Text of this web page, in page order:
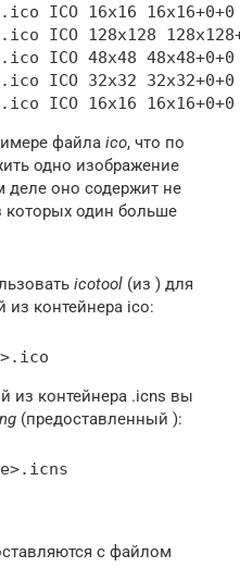
ICO 16x16
ICO 128x128
ICO 48x48
ICO 32x32
файла ico, что по
одно изображение
деле оно содержит не
которых один больше
icotool (из ) для
из контейнера ico:
из контейнера .icns вы
(предоставленный ):
с файлом